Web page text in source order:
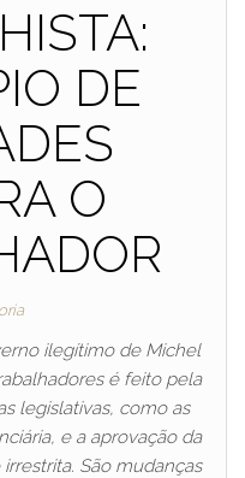
DE
O
ilegítimo de Michel
é feito pela
legislativas, como as
e a aprovação da
São mudanças